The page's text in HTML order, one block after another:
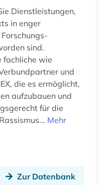
Dienstleistungen,
in enger
sind.
fachliche wie
und
die es ermöglicht,
aufzubauen und
für die
Mehr
Zur Datenbank